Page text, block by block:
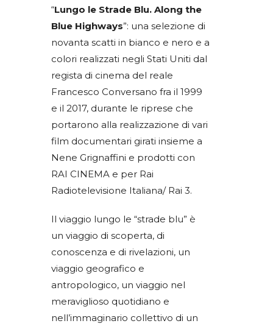
“Lungo le Strade Blu. Along the
Blue Highways”: una selezione di
novanta scatti in bianco e nero e a
colori realizzati negli Stati Uniti dal
regista di cinema del reale
Francesco Conversano fra il 1999
e il 2017, durante le riprese che
portarono alla realizzazione di vari
film documentari girati insieme a
Nene Grignaffini e prodotti con
RAI CINEMA e per Rai
Radiotelevisione Italiana/ Rai 3.
Il viaggio lungo le “strade blu” è
un viaggio di scoperta, di
conoscenza e di rivelazioni, un
viaggio geografico e
antropologico, un viaggio nel
meraviglioso quotidiano e
nell’immaginario collettivo di un